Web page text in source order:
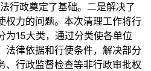
行政奠定了基础。二是解决了
权力的问题。本次清理工作将行
为15大类，通过分类使各单位
法律依据和行使条件，解决部分
、行政监督检查等非行政审批权